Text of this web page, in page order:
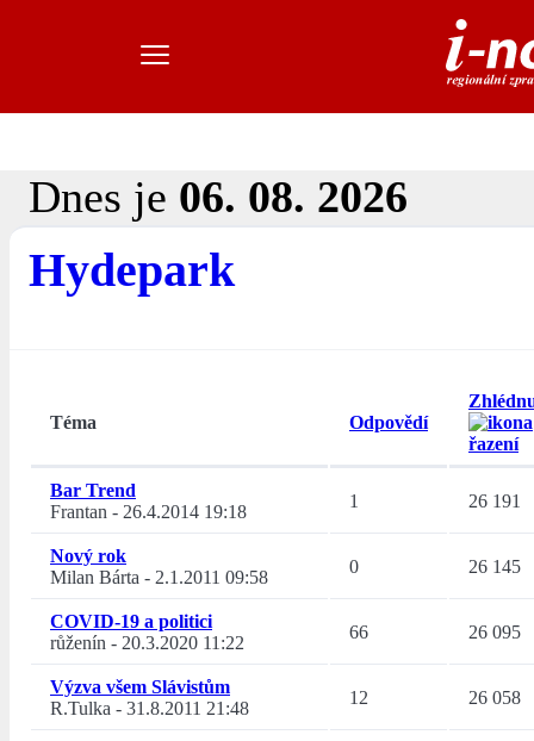
Dnes je 06. 08. 2026
Hydepark
Téma Odpovědí
Bar Trend
Frantan - 26.4.2014 19:18
1 26 191
Nový rok
Milan Bárta - 2.1.2011 09:58
0 26 145
COVID-19 a politici
růženín - 20.3.2020 11:22
66 26 095
Výzva všem Slávistům
R.Tulka - 31.8.2011 21:48
12 26 058